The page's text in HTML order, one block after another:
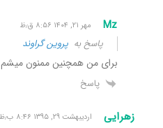
Mz مهر ۲۱, ۱۴۰۴ ۸:۵۶ ق٫ظ
پاسخ به پروین گراوند
برای من همچنین ممنون میشم
پاسخ
زهرایی اردیبهشت ۲۹, ۱۳۹۵ ۸:۴۶ ب٫ظ